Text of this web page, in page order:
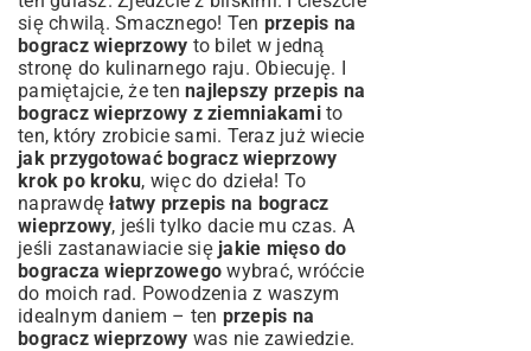
się chwilą. Smacznego! Ten przepis na
bogracz wieprzowy to bilet w jedną
stronę do kulinarnego raju. Obiecuję. I
pamiętajcie, że ten najlepszy przepis na
bogracz wieprzowy z ziemniakamito
ten, który zrobicie sami. Teraz już wiecie
jak przygotować bogracz wieprzowy
krok po kroku, więc do dzieła! To
naprawdęłatwy przepis na bogracz
wieprzowy, jeśli tylko dacie mu czas. A
jeśli zastanawiacie się jakie mięso do
bogracza wieprzowego wybrać, wróćcie
do moich rad. Powodzenia z waszym
idealnym daniem – ten przepis na
bogracz wieprzowy was nie zawiedzie.